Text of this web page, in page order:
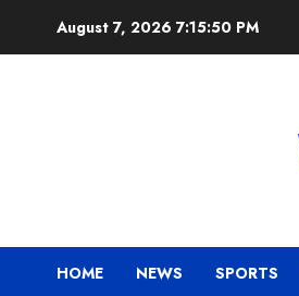
August 7, 2026 7:15:52 PM
HOME NEWS SPORTS